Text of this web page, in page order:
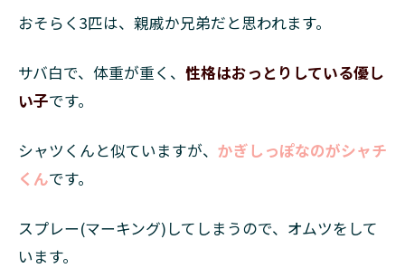
おそらく3匹は、親戚か兄弟だと思われます。
サバ白で、体重が重く、 性格はおっとりしている優し
い子です。
シャツくんと似ていますが、 かぎしっぽなのがシャチ
くんです。
スプレー(マーキング)してしまうので、オムツをして
います。